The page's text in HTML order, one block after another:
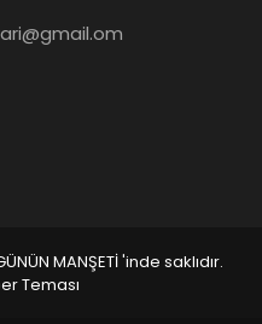
MANŞETİ 'inde saklıdır.
Teması